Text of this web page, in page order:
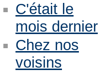
C'était le
mois dernier
Chez nos
voisins